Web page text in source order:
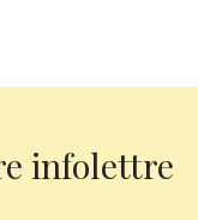
infolettre